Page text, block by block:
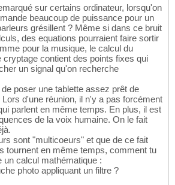
sur certains ordinateur, lorsqu'on
beaucoup de puissance pour un
grésillent ? Même si dans ce bruit
des equations pourraient faire sortir
pour la musique, le calcul du
cryptage contient des points fixes qui
un signal qu'on recherche
poser une tablette assez prêt de
Lors d'une réunion, il n'y a pas forcément
parlent en même temps. En plus, il est
de la voix humaine. On le fait
sont "multicoeurs" et que de ce fait
tournent en même temps, comment tu
un calcul mathématique :
photo appliquant un filtre ?